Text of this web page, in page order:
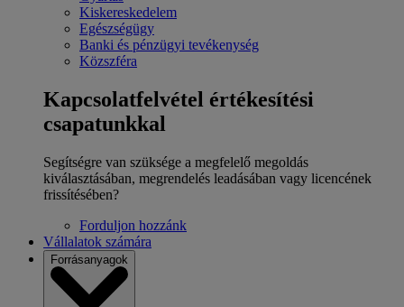
Kiskereskedelem
Egészségügy
Banki és pénzügyi tevékenység
Közszféra
Kapcsolatfelvétel értékesítési
csapatunkkal
Segítségre van szüksége a megfelelő megoldás
kiválasztásában, megrendelés leadásában vagy licencének
frissítésében?
Forduljon hozzánk
Vállalatok számára
Forrásanyagok